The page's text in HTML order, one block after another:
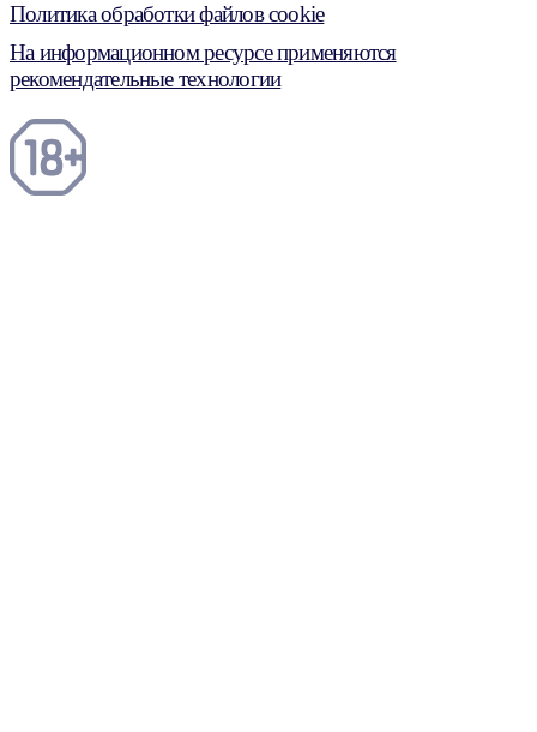
Политика обработки файлов cookie
На информационном ресурсе применяются
рекомендательные технологии